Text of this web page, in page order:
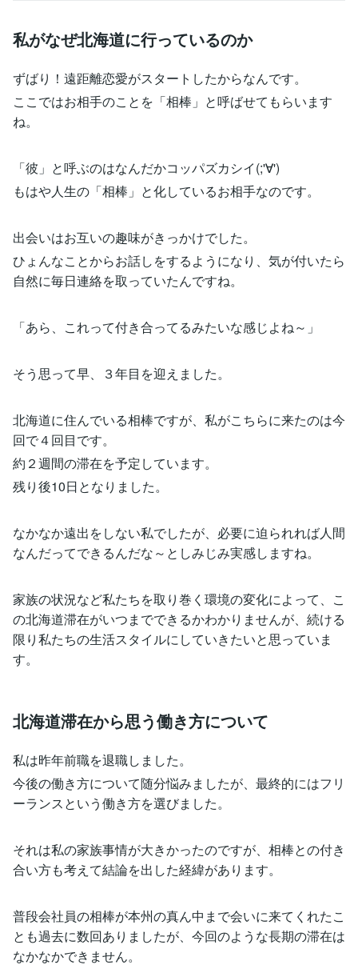
私がなぜ北海道に行っているのか
ずばり！遠距離恋愛がスタートしたからなんです。
ここではお相手のことを「相棒」と呼ばせてもらいます
ね。
「彼」と呼ぶのはなんだかコッパズカシイ(;'∀')
もはや人生の「相棒」と化しているお相手なのです。
出会いはお互いの趣味がきっかけでした。
ひょんなことからお話しをするようになり、気が付いたら
自然に毎日連絡を取っていたんですね。
「あら、これって付き合ってるみたいな感じよね～」
そう思って早、３年目を迎えました。
北海道に住んでいる相棒ですが、私がこちらに来たのは今
回で４回目です。
約２週間の滞在を予定しています。
残り後10日となりました。
なかなか遠出をしない私でしたが、必要に迫られれば人間
なんだってできるんだな～としみじみ実感しますね。
家族の状況など私たちを取り巻く環境の変化によって、こ
の北海道滞在がいつまでできるかわかりませんが、続ける
限り私たちの生活スタイルにしていきたいと思っていま
す。
北海道滞在から思う働き方について
私は昨年前職を退職しました。
今後の働き方について随分悩みましたが、最終的にはフリ
ーランスという働き方を選びました。
それは私の家族事情が大きかったのですが、相棒との付き
合い方も考えて結論を出した経緯があります。
普段会社員の相棒が本州の真ん中まで会いに来てくれたこ
とも過去に数回ありましたが、今回のような長期の滞在は
なかなかできません。